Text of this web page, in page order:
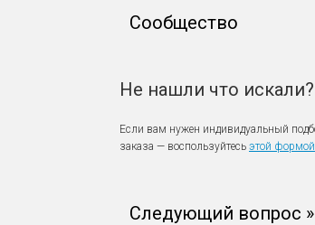
Сообщество
Не нашли что искали?
Если вам нужен индивидуальный
заказа — воспользуйтесь этой формой
Следующий вопрос »